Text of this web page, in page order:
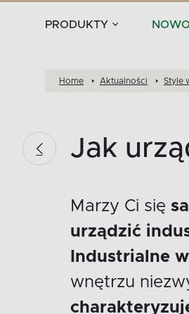
PRODUKTY
Home Aktualności Style
Jak
Marzy Ci się
urządzić
Industrialne
wnętrzu